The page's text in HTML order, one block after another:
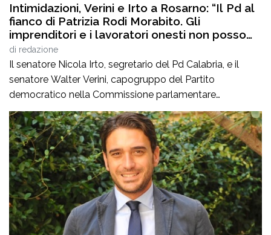
Intimidazioni, Verini e Irto a Rosarno: “Il Pd al
fianco di Patrizia Rodi Morabito. Gli
imprenditori e i lavoratori onesti non posso
essere lasciati da soli”
di redazione
Il senatore Nicola Irto, segretario del Pd Calabria, e il
senatore Walter Verini, capogruppo del Partito
democratico nella Commissione parlamentare
Antimafia, hanno fatto visita a Patrizia Rodi Morabito,
imprenditrice agricola di Rosarno (Rc) la cui azienda è
stata più volte colpita da incendi, furti e danneggiamenti.
L’ultimo grave episodio si è verificato nei giorni scorsi […]